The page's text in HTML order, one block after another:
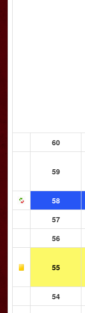
60
59
58
57
56
55
54